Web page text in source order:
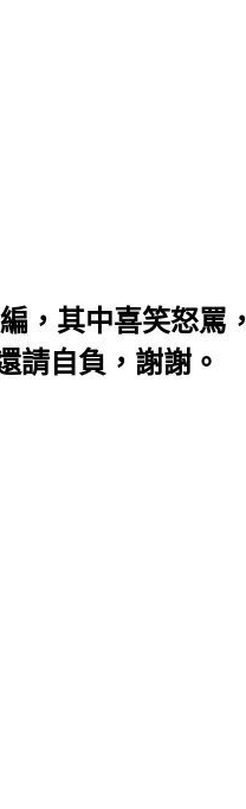
，其中喜笑怒
請自負，謝謝。